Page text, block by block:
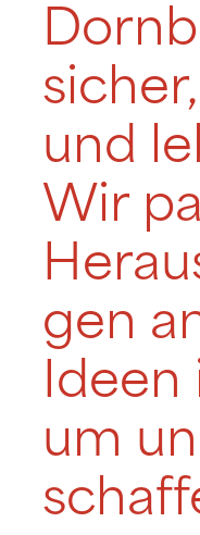
und
Wir
gen
Ideen
um